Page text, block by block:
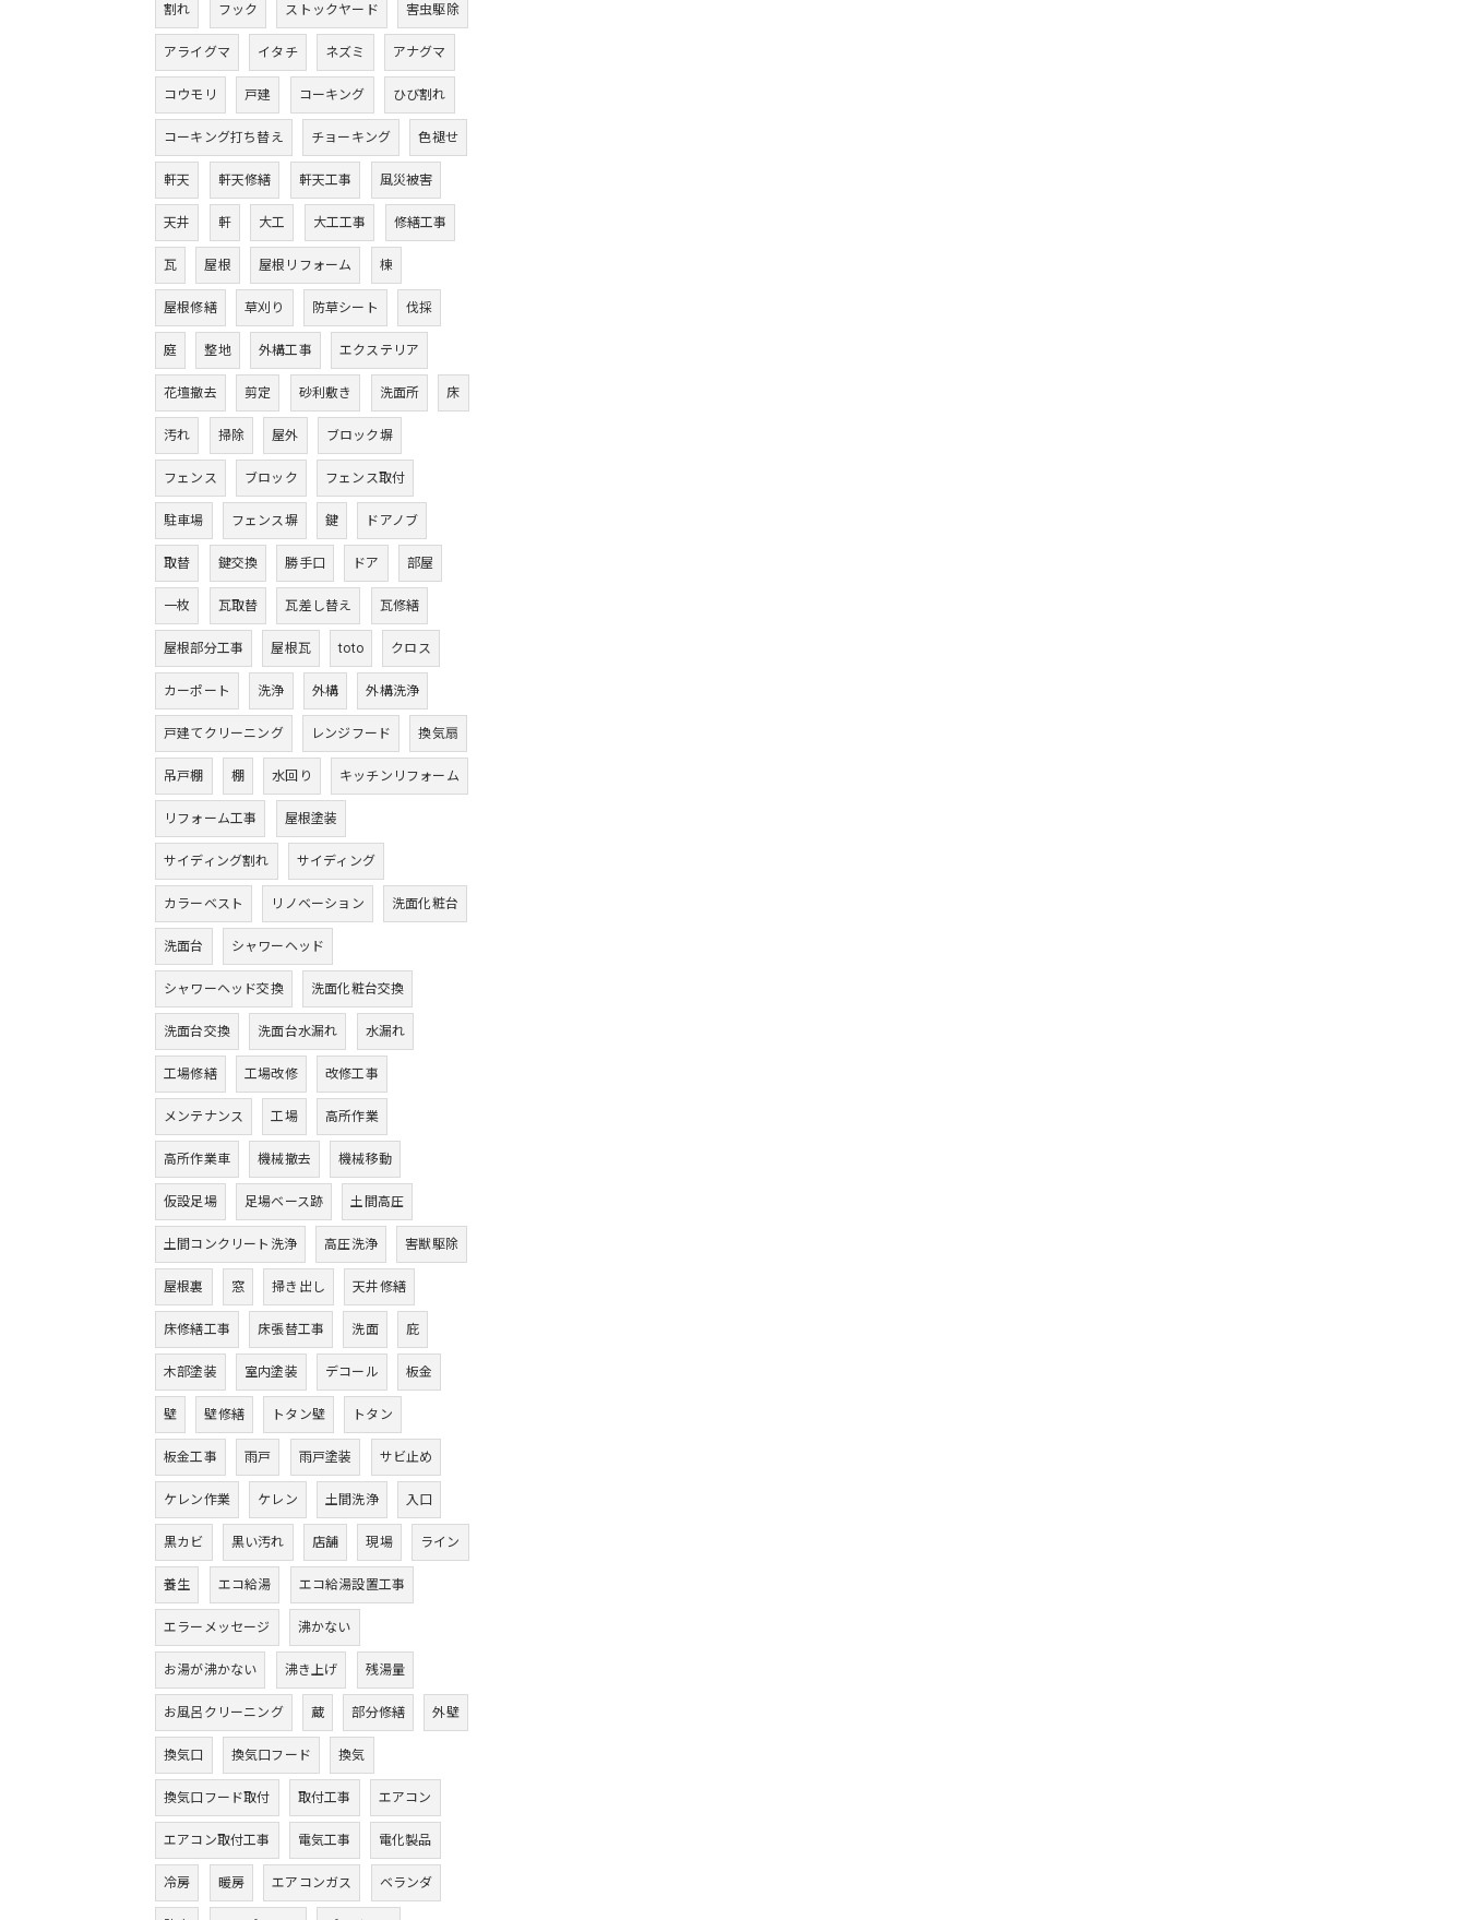
割れ フック ストックヤード 害虫駆除
アライグマ イタチ ネズミ アナグマ
コウモリ 戸建 コーキング ひび割れ
コーキング打ち替え チョーキング 色褪せ
軒天 軒天修繕 軒天工事 風災被害
天井 軒 大工 大工工事 修繕工事
瓦 屋根 屋根リフォーム 棟
屋根修繕 草刈り 防草シート 伐採
庭 整地 外構工事 エクステリア
花壇撤去 剪定 砂利敷き 洗面所 床
汚れ 掃除 屋外 ブロック塀
フェンス ブロック フェンス取付
駐車場 フェンス塀 鍵 ドアノブ
取替 鍵交換 勝手口 ドア 部屋
一枚 瓦取替 瓦差し替え 瓦修繕
屋根部分工事 屋根瓦 toto クロス
カーポート 洗浄 外構 外構洗浄
戸建てクリーニング レンジフード 換気扇
吊戸棚 棚 水回り キッチンリフォーム
リフォーム工事 屋根塗装
サイディング割れ サイディング
カラーベスト リノベーション 洗面化粧台
洗面台 シャワーヘッド
シャワーヘッド交換 洗面化粧台交換
洗面台交換 洗面台水漏れ 水漏れ
工場修繕 工場改修 改修工事
メンテナンス 工場 高所作業
高所作業車 機械撤去 機械移動
仮設足場 足場ベース跡 土間高圧
土間コンクリート洗浄 高圧洗浄 害獣駆除
屋根裏 窓 掃き出し 天井修繕
床修繕工事 床張替工事 洗面 庇
木部塗装 室内塗装 デコール 板金
壁 壁修繕 トタン壁 トタン
板金工事 雨戸 雨戸塗装 サビ止め
ケレン作業 ケレン 土間洗浄 入口
黒カビ 黒い汚れ 店舗 現場 ライン
養生 エコ給湯 エコ給湯設置工事
エラーメッセージ 沸かない
お湯が沸かない 沸き上げ 残湯量
お風呂クリーニング 蔵 部分修繕 外壁
換気口 換気口フード 換気
換気口フード取付 取付工事 エアコン
エアコン取付工事 電気工事 電化製品
冷房 暖房 エアコンガス ベランダ